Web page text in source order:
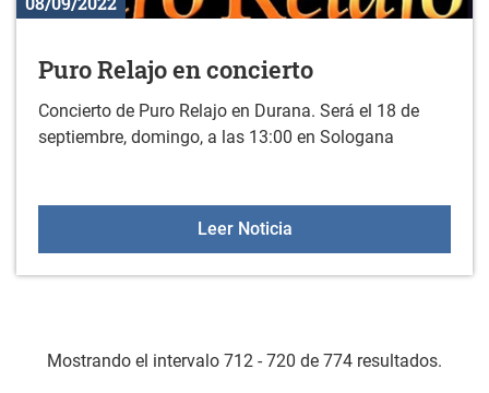
Puro Relajo en concierto
Concierto de Puro Relajo en Durana. Será el 18 de
septiembre, domingo, a las 13:00 en Sologana
Leer NoticiaPuro Relajo en concierto
Mostrando el intervalo 712 - 720 de 774 resultados.